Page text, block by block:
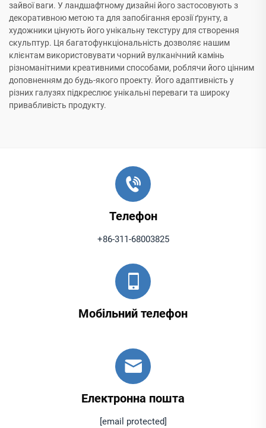
зайвої ваги. У ландшафтному дизайні його застосовують з
декоративною метою та для запобігання ерозії ґрунту, а
художники цінують його унікальну текстуру для створення
скульптур. Ця багатофункціональність дозволяє нашим
клієнтам використовувати чорний вулканічний камінь
різноманітними креативними способами, роблячи його цінним
доповненням до будь-якого проекту. Його адаптивність у
різних галузях підкреслює унікальні переваги та широку
привабливість продукту.
Телефон
+86-311-68003825
Мобільний телефон
Електронна пошта
[email protected]